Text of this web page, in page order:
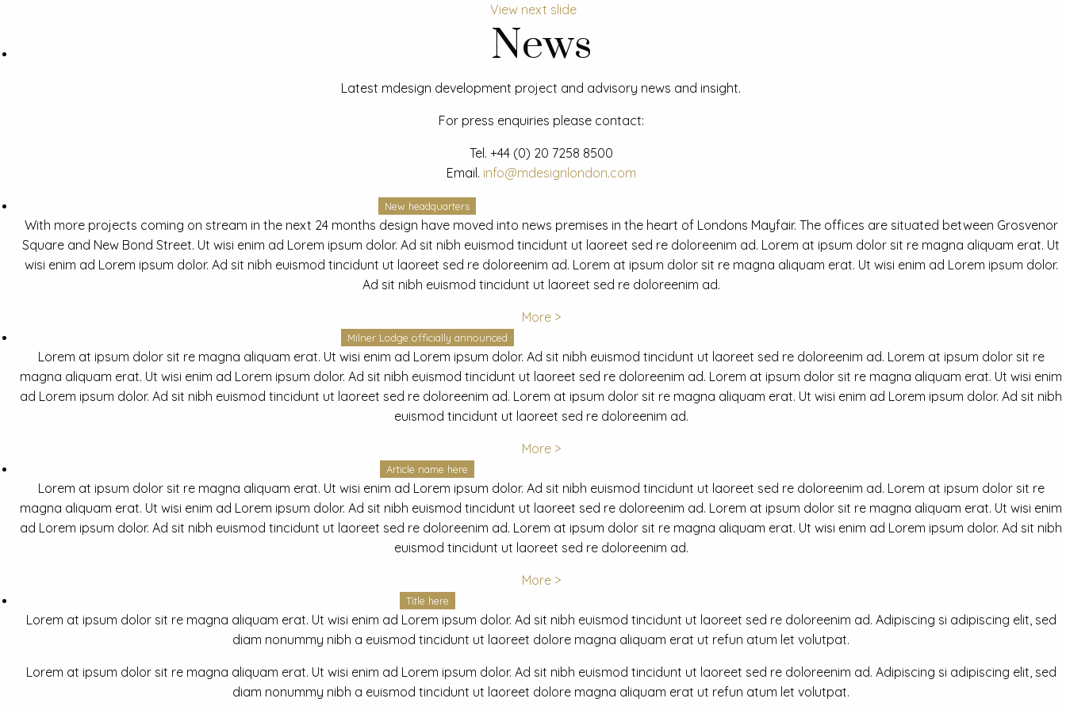
View next slide
News
Latest mdesign development project and advisory news and insight.
For press enquiries please contact:
Tel. +44 (0) 20 7258 8500
Email. info@mdesignlondon.com
New headquarters
With more projects coming on stream in the next 24 months design have moved into news premises in the heart of Londons Mayfair. The offices are situated between Grosvenor
Square and New Bond Street. Ut wisi enim ad Lorem ipsum dolor. Ad sit nibh euismod tincidunt ut laoreet sed re doloreenim ad. Lorem at ipsum dolor sit re magna aliquam erat. Ut
wisi enim ad Lorem ipsum dolor. Ad sit nibh euismod tincidunt ut laoreet sed re doloreenim ad. Lorem at ipsum dolor sit re magna aliquam erat. Ut wisi enim ad Lorem ipsum dolor.
Ad sit nibh euismod tincidunt ut laoreet sed re doloreenim ad.
More >
Milner Lodge officially announced
Lorem at ipsum dolor sit re magna aliquam erat. Ut wisi enim ad Lorem ipsum dolor. Ad sit nibh euismod tincidunt ut laoreet sed re doloreenim ad. Lorem at ipsum dolor sit re
magna aliquam erat. Ut wisi enim ad Lorem ipsum dolor. Ad sit nibh euismod tincidunt ut laoreet sed re doloreenim ad. Lorem at ipsum dolor sit re magna aliquam erat. Ut wisi enim
ad Lorem ipsum dolor. Ad sit nibh euismod tincidunt ut laoreet sed re doloreenim ad. Lorem at ipsum dolor sit re magna aliquam erat. Ut wisi enim ad Lorem ipsum dolor. Ad sit nibh
euismod tincidunt ut laoreet sed re doloreenim ad.
More >
Article name here
Lorem at ipsum dolor sit re magna aliquam erat. Ut wisi enim ad Lorem ipsum dolor. Ad sit nibh euismod tincidunt ut laoreet sed re doloreenim ad. Lorem at ipsum dolor sit re
magna aliquam erat. Ut wisi enim ad Lorem ipsum dolor. Ad sit nibh euismod tincidunt ut laoreet sed re doloreenim ad. Lorem at ipsum dolor sit re magna aliquam erat. Ut wisi enim
ad Lorem ipsum dolor. Ad sit nibh euismod tincidunt ut laoreet sed re doloreenim ad. Lorem at ipsum dolor sit re magna aliquam erat. Ut wisi enim ad Lorem ipsum dolor. Ad sit nibh
euismod tincidunt ut laoreet sed re doloreenim ad.
More >
Title here
Lorem at ipsum dolor sit re magna aliquam erat. Ut wisi enim ad Lorem ipsum dolor. Ad sit nibh euismod tincidunt ut laoreet sed re doloreenim ad. Adipiscing si adipiscing elit, sed
diam nonummy nibh a euismod tincidunt ut laoreet dolore magna aliquam erat ut refun atum let volutpat.
Lorem at ipsum dolor sit re magna aliquam erat. Ut wisi enim ad Lorem ipsum dolor. Ad sit nibh euismod tincidunt ut laoreet sed re doloreenim ad. Adipiscing si adipiscing elit, sed
diam nonummy nibh a euismod tincidunt ut laoreet dolore magna aliquam erat ut refun atum let volutpat.